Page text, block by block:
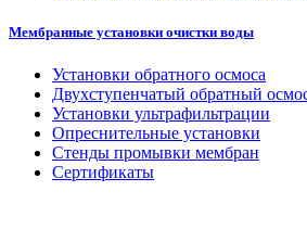
Мембранные установки очистки воды
Установки обратного осмоса
Двухступенчатый обратный
Установки ультрафильтрации
Опреснительные установки
Стенды промывки мембран
Сертификаты